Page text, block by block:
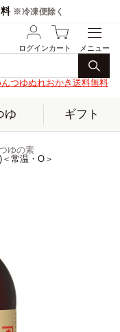
※冷凍便除く
ログインカート
つゆぬれおかき 送料無料
ゆ ギフト
ゆの素
常温・O＞